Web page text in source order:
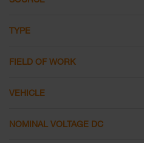
TYPE
FIELD OF WORK
VEHICLE
NOMINAL VOLTAGE DC